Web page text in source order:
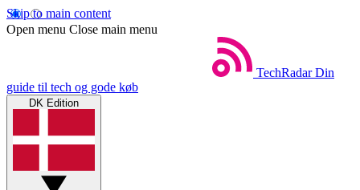
Skip to main content
Open menu Close main menu
TechRadar Din
guide til tech og gode køb
DK Edition